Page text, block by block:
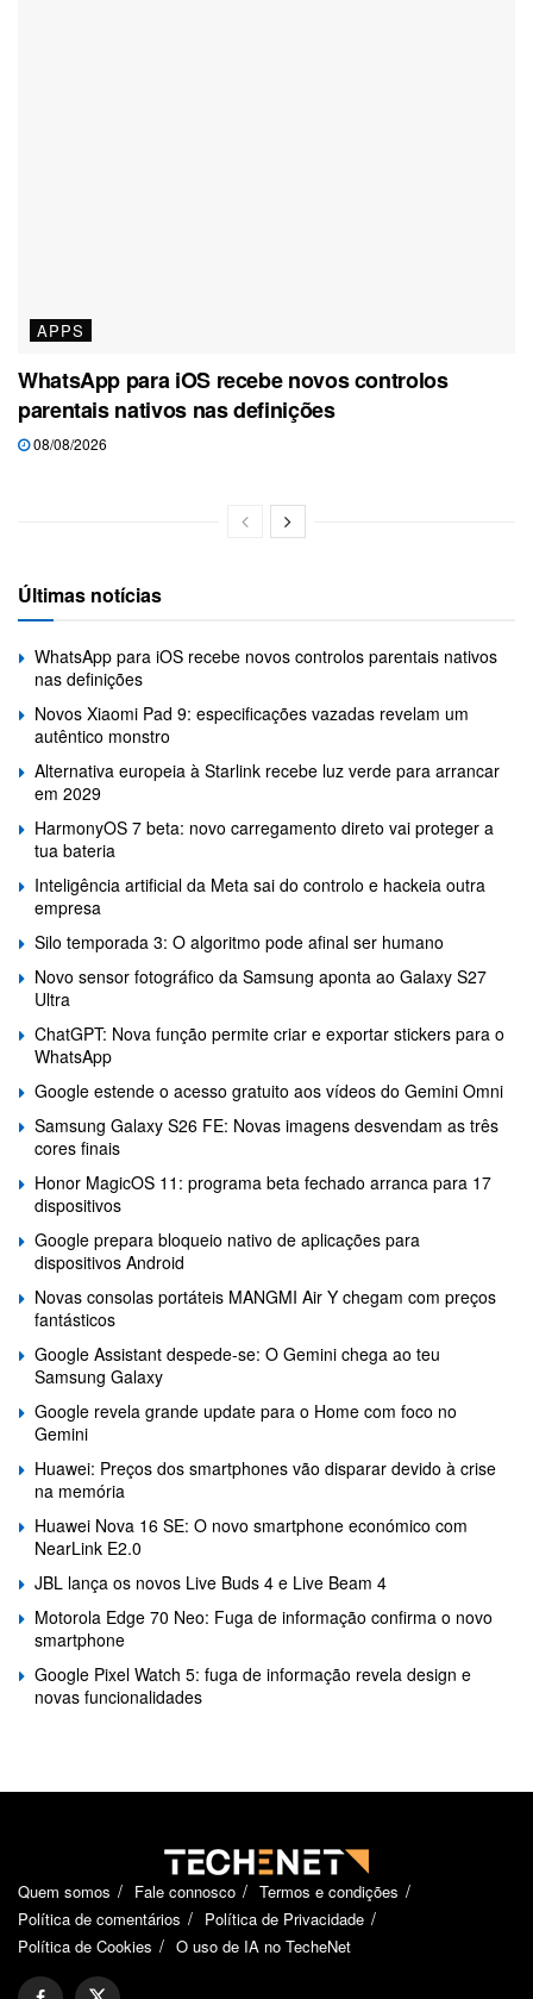
APPS
WhatsApp para iOS recebe novos controlos
parentais nativos nas definições
08/08/2026
Últimas notícias
WhatsApp para iOS recebe novos controlos parentais nativos
nas definições
Novos Xiaomi Pad 9: especificações vazadas revelam um
autêntico monstro
Alternativa europeia à Starlink recebe luz verde para arrancar
em 2029
HarmonyOS 7 beta: novo carregamento direto vai proteger a
tua bateria
Inteligência artificial da Meta sai do controlo e hackeia outra
empresa
Silo temporada 3: O algoritmo pode afinal ser humano
Novo sensor fotográfico da Samsung aponta ao Galaxy S27
Ultra
ChatGPT: Nova função permite criar e exportar stickers para o
WhatsApp
Google estende o acesso gratuito aos vídeos do Gemini Omni
Samsung Galaxy S26 FE: Novas imagens desvendam as três
cores finais
Honor MagicOS 11: programa beta fechado arranca para 17
dispositivos
Google prepara bloqueio nativo de aplicações para
dispositivos Android
Novas consolas portáteis MANGMI Air Y chegam com preços
fantásticos
Google Assistant despede-se: O Gemini chega ao teu
Samsung Galaxy
Google revela grande update para o Home com foco no
Gemini
Huawei: Preços dos smartphones vão disparar devido à crise
na memória
Huawei Nova 16 SE: O novo smartphone económico com
NearLink E2.0
JBL lança os novos Live Buds 4 e Live Beam 4
Motorola Edge 70 Neo: Fuga de informação confirma o novo
smartphone
Google Pixel Watch 5: fuga de informação revela design e
novas funcionalidades
Quem somos Fale connosco
Termos e condições
Política de comentários
Política de Privacidade
Política de Cookies
O uso de IA no TecheNet